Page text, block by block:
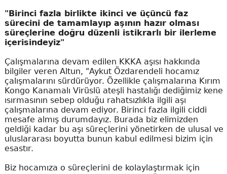
"Birinci fazla birlikte ikinci ve üçüncü faz
sürecini de tamamlayıp aşının hazır olması
süreçlerine doğru düzenli istikrarlı bir ilerleme
içerisindeyiz"
Çalışmalarına devam edilen KKKA aşısı hakkında
bilgiler veren Altun, "Aykut Özdarendeli hocamız
çalışmalarını sürdürüyor. Özellikle çalışmalarına Kırım
Kongo Kanamalı Virüslü ateşli hastalığı dediğimiz kene
ısırmasının sebep olduğu rahatsızlıkla ilgili aşı
çalışmalarına devam ediyor. Birinci fazla ilgili ciddi
mesafe almış durumdayız. Burada biz elimizden
geldiği kadar bu aşı süreçlerini yönetirken de ulusal ve
uluslararası boyutta bunun kabul edilmesi bizim için
esastır.
Biz hocamıza o süreçlerini de kolaylaştırmak için